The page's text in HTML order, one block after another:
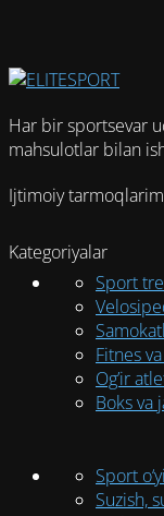
Har bir sportsevar
mahsulotlar bilan
Ijtimoiy
Kategoriyalar
Sport
Fitnes
Og’ir
Boks va
Sport
Suzish,